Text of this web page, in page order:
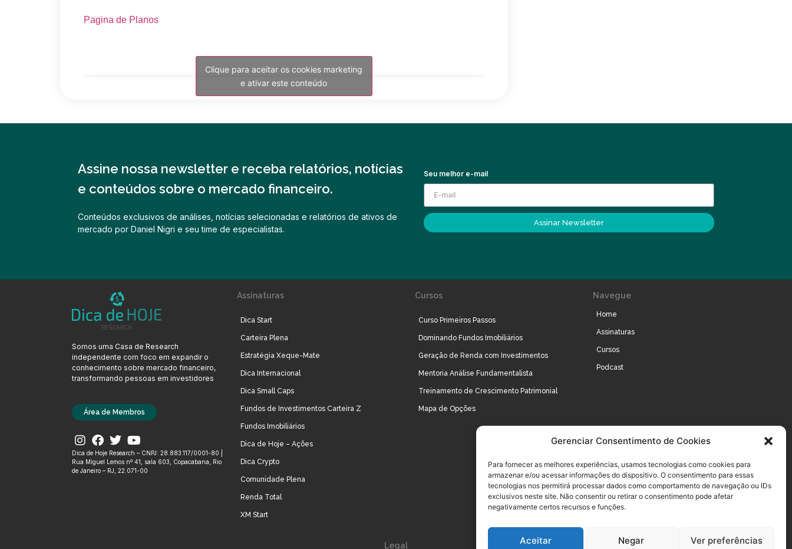
Gerenciar Consentimento de Cookies
Para fornecer as melhores experiências, usamos tecnologias como cookies para
armazenar e/ou acessar informações do dispositivo. O consentimento para essas
tecnologias nos permitirá processar dados como comportamento de navegação ou IDs
exclusivos neste site. Não consentir ou retirar o consentimento pode afetar
negativamente certos recursos e funções.
Aceitar Negar Ver preferências
Pagina de Planos
Clique para aceitar os cookies marketing
e ativar este conteúdo
Assine nossa newsletter e receba relatórios, notícias
e conteúdos sobre o mercado financeiro.
Conteúdos exclusivos de análises, notícias selecionadas e relatórios de ativos de
mercado por Daniel Nigri e seu time de especialistas.
Seu melhor e-mail
Assinar Newsletter
Somos uma Casa de Research
independente com foco em expandir o
conhecimento sobre mercado financeiro,
transformando pessoas em investidores
Área de Membros
Dica de Hoje Research – CNPJ: 28.883.117/0001-80 |
Rua Miguel Lemos nº 41, sala 603, Copacabana, Rio
de Janeiro – RJ, 22.071-00
Assinaturas
Dica Start
Carteira Plena
Estratégia Xeque-Mate
Dica Internacional
Dica Small Caps
Fundos de Investimentos Carteira Z
Fundos Imobiliários
Dica de Hoje – Ações
Dica Crypto
Comunidade Plena
Renda Total
XM Start
Cursos
Curso Primeiros Passos
Dominando Fundos Imobiliários
Geração de Renda com Investimentos
Mentoria Análise Fundamentalista
Treinamento de Crescimento Patrimonial
Mapa de Opções
Navegue
Home
Assinaturas
Cursos
Podcast
Legal